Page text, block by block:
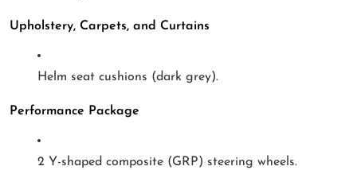
Upholstery, Carpets, and Curtains
Helm seat cushions (dark grey).
Performance Package
2 Y-shaped composite (GRP) steering wheels.